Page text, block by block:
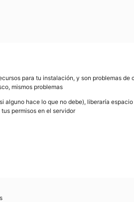
para tu instalación, y son problemas de
mismos problemas
alguno hace lo que no debe), liberaría
permisos en el servidor